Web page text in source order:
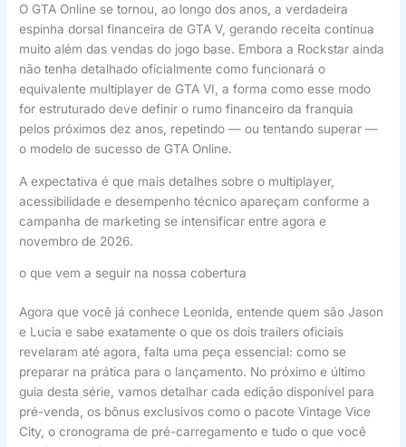
O GTA Online se tornou, ao longo dos anos, a verdadeira
espinha dorsal financeira de GTA V, gerando receita contínua
muito além das vendas do jogo base. Embora a Rockstar ainda
não tenha detalhado oficialmente como funcionará o
equivalente multiplayer de GTA VI, a forma como esse modo
for estruturado deve definir o rumo financeiro da franquia
pelos próximos dez anos, repetindo — ou tentando superar —
o modelo de sucesso de GTA Online.
A expectativa é que mais detalhes sobre o multiplayer,
acessibilidade e desempenho técnico apareçam conforme a
campanha de marketing se intensificar entre agora e
novembro de 2026.
o que vem a seguir na nossa cobertura
Agora que você já conhece Leonida, entende quem são Jason
e Lucia e sabe exatamente o que os dois trailers oficiais
revelaram até agora, falta uma peça essencial: como se
preparar na prática para o lançamento. No próximo e último
guia desta série, vamos detalhar cada edição disponível para
pré-venda, os bônus exclusivos como o pacote Vintage Vice
City, o cronograma de pré-carregamento e tudo o que você